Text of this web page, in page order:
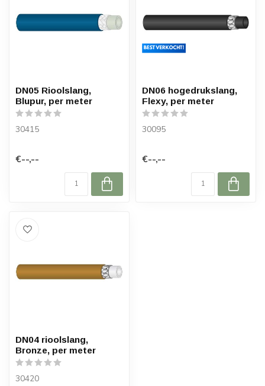
DN05 Rioolslang,
Blupur, per meter
30415
€--,--
DN06 hogedrukslang,
Flexy, per meter
30095
€--,--
DN04 rioolslang,
Bronze, per meter
30420